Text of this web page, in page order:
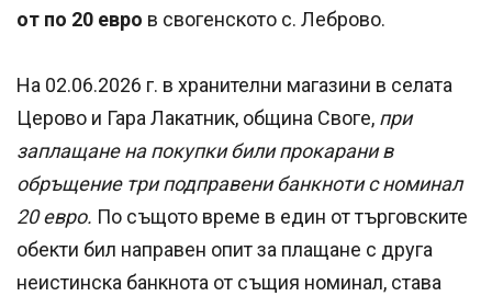
от по 20 евро в свогенското с. Леброво.
На 02.06.2026 г. в хранителни магазини в селата
Церово и Гара Лакатник, община Своге, при
заплащане на покупки били прокарани в
обръщение три подправени банкноти с номинал
20 евро. По същото време в един от търговските
обекти бил направен опит за плащане с друга
неистинска банкнота от същия номинал, става